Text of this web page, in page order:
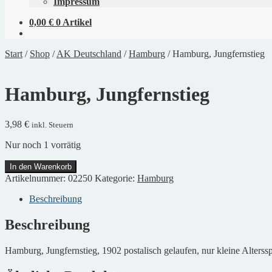
0,00 € 0 Artikel
Start / Shop /AK Deutschland /Hamburg /Hamburg, Jungfernstieg
Hamburg, Jungfernstieg
3,98 € inkl. Steuern
Nur noch 1 vorrätig
Hamburg,
Jungfernstieg
In den Warenkorb
Artikelnummer: 02250 Kategorie: Hamburg
Beschreibung
Beschreibung
Hamburg, Jungfernstieg, 1902 postalisch gelaufen, nur kleine